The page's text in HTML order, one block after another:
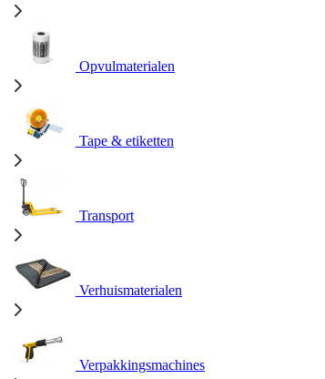
Opvulmaterialen
Tape & etiketten
Transport
Verhuismaterialen
Verpakkingsmachines